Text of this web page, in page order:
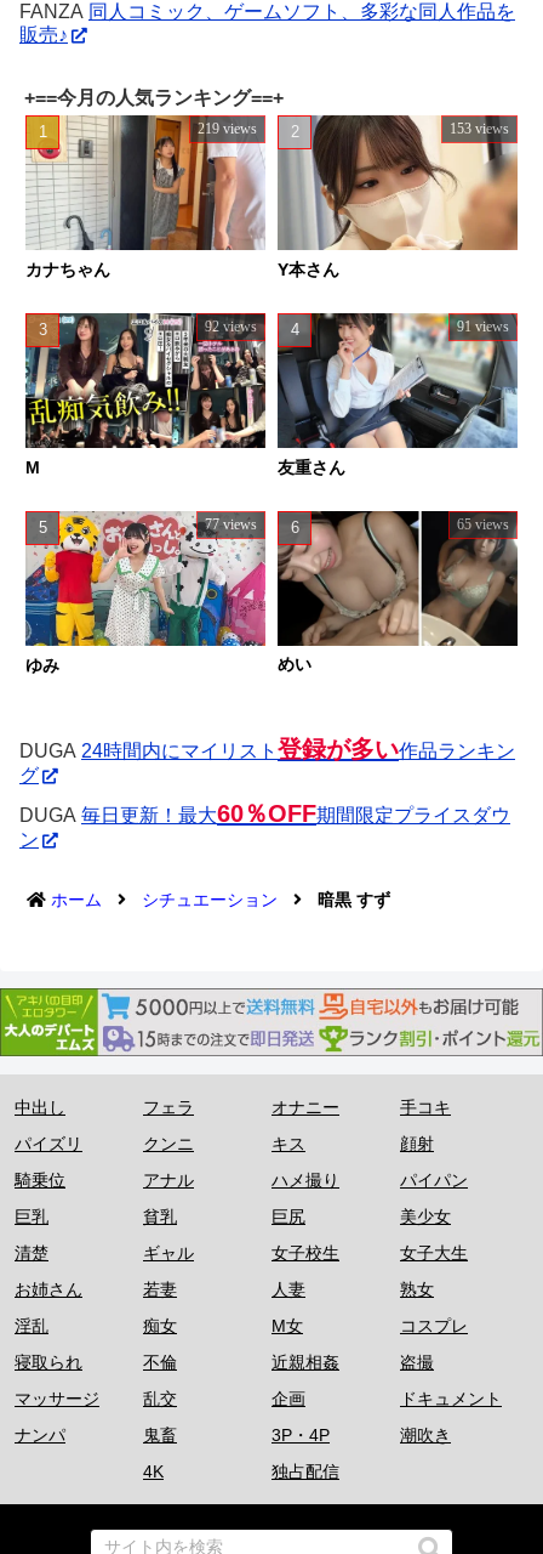
FANZA 同人コミック、ゲームソフト、多彩な同人作品を
販売♪
+==今月の人気ランキング==+
カナちゃん
219 views
Y本さん
153 views
M
92 views
友重さん
91 views
ゆみ
77 views
めい
65 views
DUGA 24時間内にマイリスト 登録が多い作品ランキン
グ
DUGA 毎日更新！最大60％OFF期間限定プライスダウ
ン
ホーム シチュエーション 暗黒 すず
中出し フェラ オナニー
手コキ
パイズリ
クンニ キス
顔射
騎乗位
アナル ハメ撮り
パイパン
巨乳
貧乳 巨尻
美少女
清楚
ギャル 女子校生
女子大生
お姉さん
若妻 人妻
熟女
淫乱
痴女 M女
コスプレ
寝取られ
不倫 近親相姦
盗撮
マッサージ
乱交 企画
ドキュメント
ナンパ
鬼畜 3P・4P
潮吹き
4K
独占配信